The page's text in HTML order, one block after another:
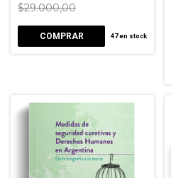
$29.000,00
47en stock